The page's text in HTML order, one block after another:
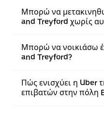
Μπορώ να
and Treyford χωρίς
Μπορώ να νοικιάσω
and Treyford?
Πώς ενισχύει η Uber
επιβατών στην πόλη